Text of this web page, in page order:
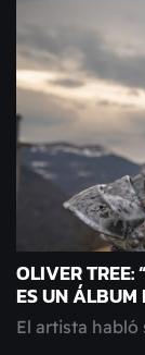
OLIVER TREE:
ES UN ÁLBUM
El artista habló